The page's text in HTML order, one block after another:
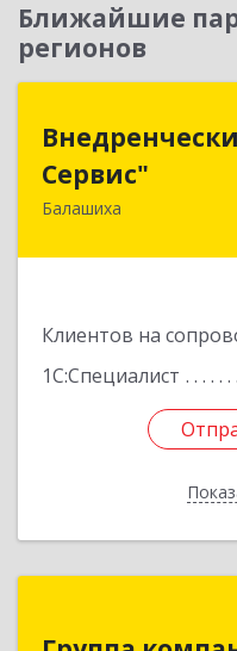
Ближайшие
регионов
Сервис"
Балашиха
Клиентов на
1С:Специалист
143912,